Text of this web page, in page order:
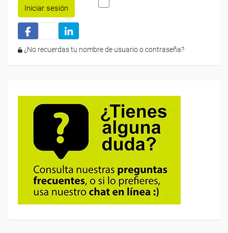
Iniciar sesión
¿No recuerdas tu nombre de usuario o contraseña?